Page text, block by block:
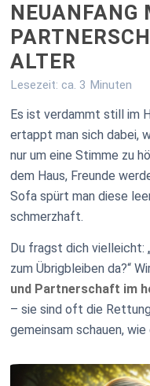
NEUANFANG
ALTER
Lesezeit: ca. 3 Minuten
Es ist verdammt still im
ertappt man sich dabei,
nur um eine Stimme zu
dem Haus, Freunde
Sofa spürt man diese
schmerzhaft.
Du fragst dich vielleicht:
zum Übrigbleiben da?“
und Partnerschaft im
– sie sind oft die
gemeinsam schauen,